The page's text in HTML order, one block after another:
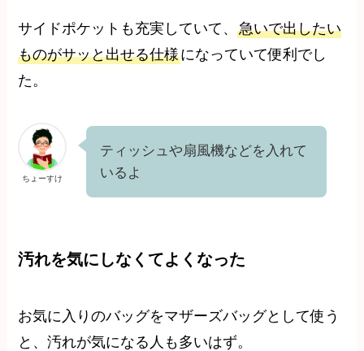
サイドポケットも充実していて、急いで出したい
ものがサッと出せる仕様になっていて便利でし
た。
ちょーすけ
ティッシュや扇風機などを入れて
いるよ
汚れを気にしなくてよくなった
お気に入りのバッグをマザーズバッグとして使う
と、汚れが気になる人も多いはず。